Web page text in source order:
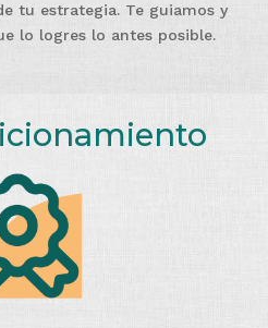
tu estrategia. Te guiamos y
lo logres lo antes posible.